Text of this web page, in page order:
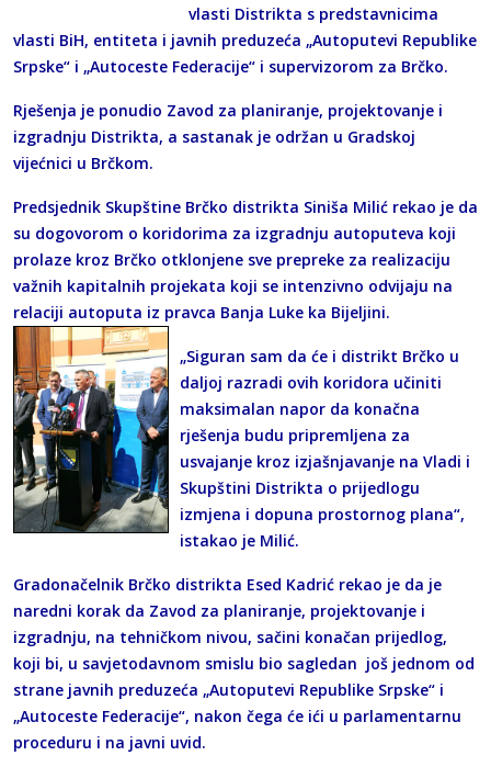
vlasti Distrikta s predstavnicima
vlasti BiH, entiteta i javnih preduzeća „Autoputevi Republike
Srpske“ i „Autoceste Federacije“ i supervizorom za Brčko.
Rješenja je ponudio Zavod za planiranje, projektovanje i
izgradnju Distrikta, a sastanak je održan u Gradskoj
vijećnici u Brčkom.
Predsjednik Skupštine Brčko distrikta Siniša Milić rekao je da
su dogovorom o koridorima za izgradnju autoputeva koji
prolaze kroz Brčko otklonjene sve prepreke za realizaciju
važnih kapitalnih projekata koji se intenzivno odvijaju na
relaciji autoputa iz pravca Banja Luke ka Bijeljini.
„Siguran sam da će i distrikt Brčko u
daljoj razradi ovih koridora učiniti
maksimalan napor da konačna
rješenja budu pripremljena za
usvajanje kroz izjašnjavanje na Vladi i
Skupštini Distrikta o prijedlogu
izmjena i dopuna prostornog plana“,
istakao je Milić.
Gradonačelnik Brčko distrikta Esed Kadrić rekao je da je
naredni korak da Zavod za planiranje, projektovanje i
izgradnju, na tehničkom nivou, sačini konačan prijedlog,
koji bi, u savjetodavnom smislu bio sagledan još jednom od
strane javnih preduzeća „Autoputevi Republike Srpske“ i
„Autoceste Federacije“, nakon čega će ići u parlamentarnu
proceduru i na javni uvid.